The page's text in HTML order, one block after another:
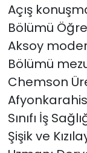
Açış
Bölümü
Aksoy
Bölümü
Chemson
Sınıfı İş
Şişik ve